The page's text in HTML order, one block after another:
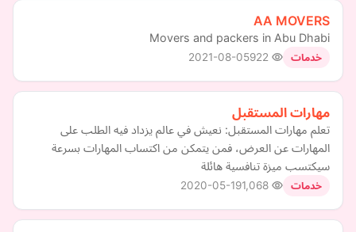
AA MOVERS
Movers and packers in Abu Dhabi
خدمات 2021-08-05
مهارات المستقبل
تعلم مهارات المستقبل: نعيش في عالم يزداد فيه الطلب على
المهارات عن العرض، فمن يتمكن من اكتساب المهارات بسرعة
سيكتسب ميزة تنافسية هائلة
خدمات 2020-05-19